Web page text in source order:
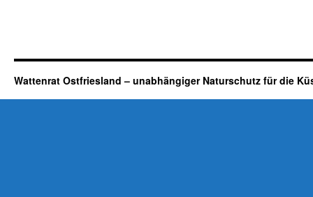
Wattenrat Ostfriesland – unabhängiger Naturschutz für die